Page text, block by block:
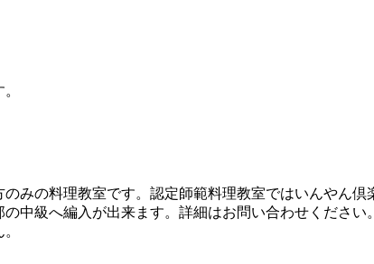
みの料理教室です。認定師範料理教室ではいんやん
中級へ編入が出来ます。詳細はお問い合わせください。